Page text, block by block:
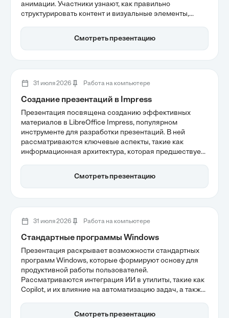
анимации. Участники узнают, как правильно
структурировать контент и визуальные элементы,
обсуждаются интерактивные функции, которые
делают обучение более активным и увлекательным.
Смотреть презентацию
31 июля 2026 Работа на компьютере
Создание презентаций в Impress
Презентация посвящена созданию эффективных
материалов в LibreOffice Impress, популярном
инструменте для разработки презентаций. В ней
рассматриваются ключевые аспекты, такие как
информационная архитектура, которая предшествует
для визуальной целостности. Также обсуждаются
принципы визуального оформления, способствующие
Смотреть презентацию
31 июля 2026 Работа на компьютере
Стандартные программы Windows
Презентация раскрывает возможности стандартных
программ Windows, которые формируют основу для
продуктивной работы пользователей.
Рассматриваются интеграция ИИ в утилиты, такие как
Copilot, и их влияние на автоматизацию задач, а также
заметками. Эти инструменты обеспечивают
Смотреть презентацию